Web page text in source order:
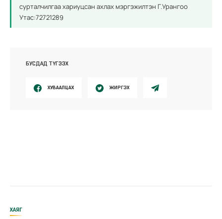
сурталчилгаа хариуцсан ахлах мэргэжилтэн Г.Урангоо
Утас:72721289
БУСДАД ТҮГЭЭХ
ХУВААЛЦАХ ЖИРГЭХ
ХАЯГ